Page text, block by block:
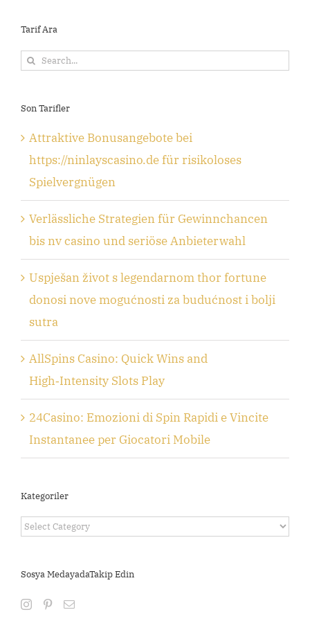
Tarif Ara
Search
Son Tarifler
Attraktive Bonusangebote bei
https://ninlayscasino.de für risikoloses
Spielvergnügen
Verlässliche Strategien für Gewinnchancen
bis nv casino und seriöse Anbieterwahl
Uspješan život s legendarnom thor fortune
donosi nove mogućnosti za budućnost i bolji
sutra
AllSpins Casino: Quick Wins and
High‑Intensity Slots Play
24Casino: Emozioni di Spin Rapidi e Vincite
Instantanee per Giocatori Mobile
Kategoriler
Kategoriler
Sosya MedayadaTakip Edin